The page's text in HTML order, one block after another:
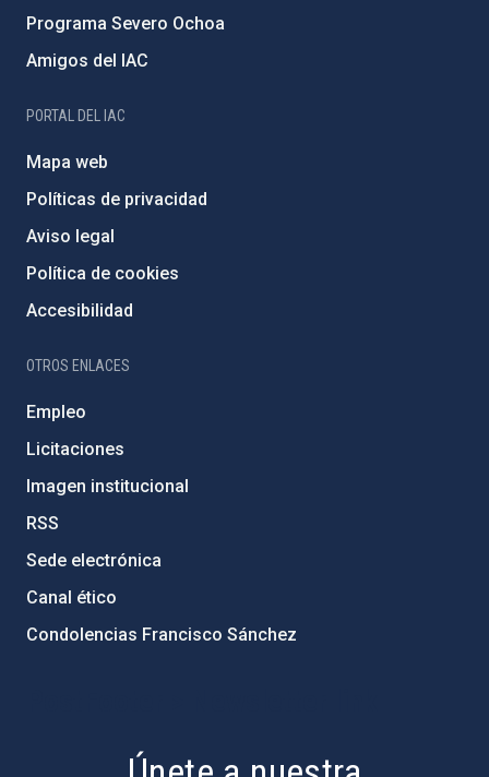
Programa Severo Ochoa
Amigos del IAC
PORTAL DEL IAC
Mapa web
Políticas de privacidad
Aviso legal
Política de cookies
Accesibilidad
OTROS ENLACES
Empleo
Licitaciones
Imagen institucional
RSS
Sede electrónica
Canal ético
Condolencias Francisco Sánchez